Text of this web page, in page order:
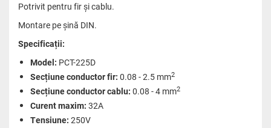
Potrivit pentru fir și cablu.
Montare pe șină DIN.
Specificații:
Model: PCT-225D
Secțiune conductor fir: 0.08 - 2.5 mm2
Secțiune conductor cablu: 0.08 - 4 mm2
Curent maxim: 32A
Tensiune: 250V